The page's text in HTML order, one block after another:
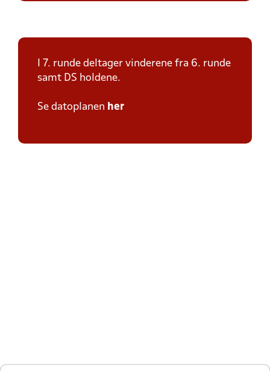
I 7. runde deltager vinderene fra 6. runde
samt DS holdene.
Se datoplanen her